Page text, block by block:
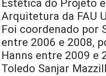
Estética do Projeto
Arquitetura da FAU
Foi coordenado por
entre 2006 e 2008,
Hanns entre 2009 e
Toledo Sanjar